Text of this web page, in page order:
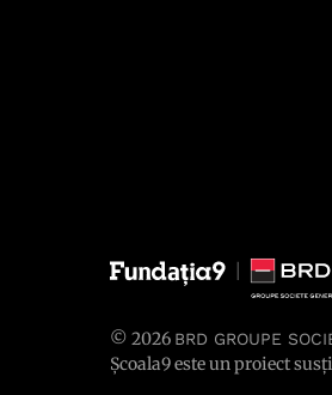
© 2026 BRD GROUPE
Școala9 este un proiect